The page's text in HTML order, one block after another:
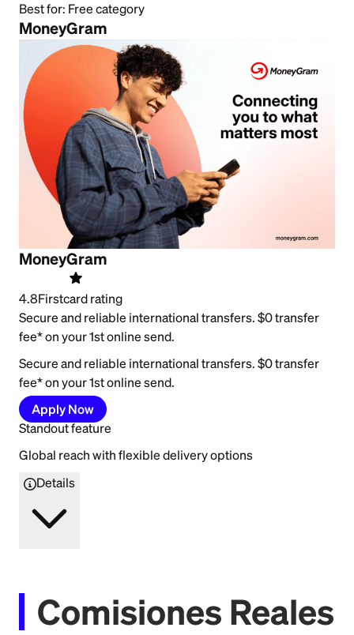
Best for: Free category
MoneyGram
MoneyGram
4.8Firstcard rating
Secure and reliable international transfers. $0 transfer
fee* on your 1st online send.
Secure and reliable international transfers. $0 transfer
fee* on your 1st online send.
Apply Now
Standout feature
Global reach with flexible delivery options
Details
Comisiones Reales